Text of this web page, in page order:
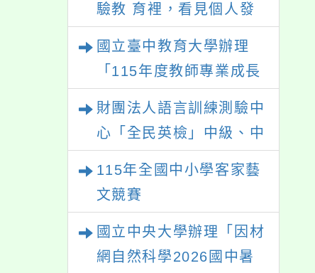
驗教 育裡，看見個人發
國立臺中教育大學辦理
「115年度教師專業成長
財團法人語言訓練測驗中
心「全民英檢」中級、中
115年全國中小學客家藝
文競賽
國立中央大學辦理「因材
網自然科學2026國中暑